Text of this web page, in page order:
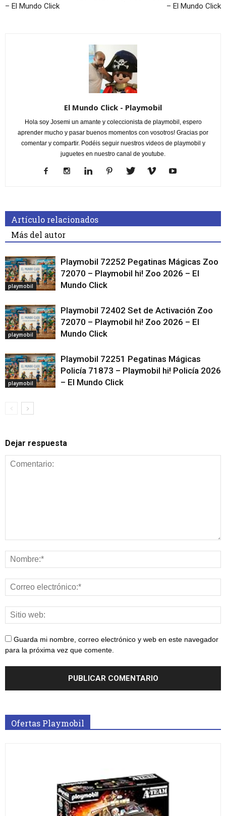
– El Mundo Click
– El Mundo Click
El Mundo Click - Playmobil
Hola soy Josemi un amante y coleccionista de playmobil, espero
aprender mucho y pasar buenos momentos con vosotros! Gracias por
comentar y compartir. Podéis seguir nuestros videos de playmobil y
juguetes en nuestro canal de youtube.
Artículo relacionados
Más del autor
playmobil
Playmobil 72252 Pegatinas Mágicas Zoo
72070 – Playmobil hi! Zoo 2026 – El
Mundo Click
playmobil
Playmobil 72402 Set de Activación Zoo
72070 – Playmobil hi! Zoo 2026 – El
Mundo Click
playmobil
Playmobil 72251 Pegatinas Mágicas
Policía 71873 – Playmobil hi! Policía 2026
– El Mundo Click
Dejar respuesta
Guarda mi nombre, correo electrónico y web en este navegador
para la próxima vez que comente.
Ofertas Playmobil